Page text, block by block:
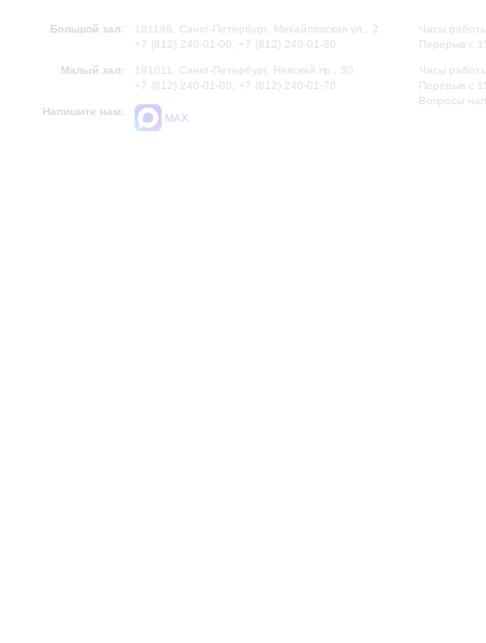
Большой зал:
191186, Санкт-Петербург, Михайловская ул., 2
+7 (812) 240-01-00, +7 (812) 240-01-80
Малый зал:
191011, Санкт-Петербург, Невский пр., 30
+7 (812) 240-01-00, +7 (812) 240-01-70
Напишите нам:
MAX
Часы
Перерыв с
Часы
Перерыв с
Вопросы